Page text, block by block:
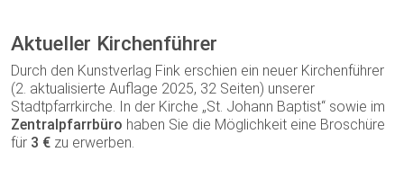
Aktueller Kirchenführer
Durch den Kunstverlag Fink erschien ein neuer Kirchenführer
(2. aktualisierte Auflage 2025, 32 Seiten) unserer
Stadtpfarrkirche. In der Kirche „St. Johann Baptist“ sowie im
Zentralpfarrbüro haben Sie die Möglichkeit eine Broschüre
für 3 € zu erwerben.